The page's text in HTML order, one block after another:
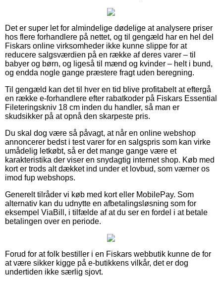
Det er super let for almindelige dødelige at analysere priser
hos flere forhandlere på nettet, og til gengæld har en hel del
Fiskars online virksomheder ikke kunne slippe for at
reducere salgsværdien på en række af deres varer – til
babyer og børn, og ligeså til mænd og kvinder – helt i bund,
og endda nogle gange præstere fragt uden beregning.
Til gengæld kan det til hver en tid blive profitabelt at eftergå
en række e-forhandlere efter rabatkoder på Fiskars Essential
Fileteringskniv 18 cm inden du handler, så man er
skudsikker på at opnå den skarpeste pris.
Du skal dog være så påvagt, at når en online webshop
annoncerer bedst i test varer for en salgspris som kan virke
umådelig letkøbt, så er det mange gange være et
karakteristika der viser en snydagtig internet shop. Køb med
kort er trods alt dækket ind under et lovbud, som værner os
imod fup webshops.
Generelt tilråder vi køb med kort eller MobilePay. Som
alternativ kan du udnytte en afbetalingsløsning som for
eksempel ViaBill, i tilfælde af at du ser en fordel i at betale
betalingen over en periode.
Forud for at folk bestiller i en Fiskars webbutik kunne de for
at være sikker kigge på e-butikkens vilkår, det er dog
undertiden ikke særlig sjovt.